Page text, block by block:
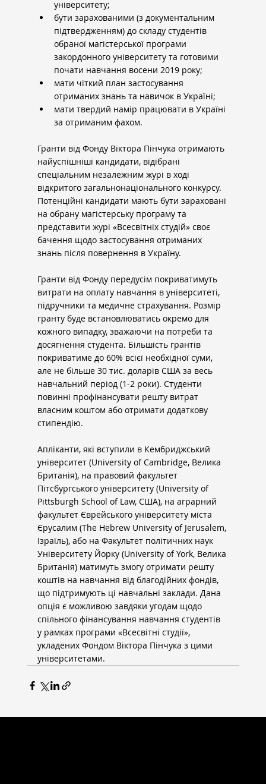
університету;
бути зарахованими (з документальним
підтвердженням) до складу студентів
обраної магістерської програми
закордонного університету та готовими
почати навчання восени 2019 року;
мати чіткий план застосування
отриманих знань та навичок в Україні;
мати твердий намір працювати в Україні
за отриманим фахом.
Гранти від Фонду Віктора Пінчука отримають
найуспішніші кандидати, відібрані
спеціальним незалежним журі в ході
відкритого загальнонаціонального конкурсу.
Потенційні кандидати мають бути зараховані
на обрану магістерську програму та
представити журі «Всесвітніх студій» своє
бачення щодо застосування отриманих
знань після повернення в Україну.
Гранти від Фонду передусім покриватимуть
витрати на оплату навчання в університеті,
підручники та медичне страхування. Розмір
гранту буде встановлюватись окремо для
кожного випадку, зважаючи на потреби та
досягнення студента. Більшість грантів
покриватиме до 60% всієї необхідної суми,
але не більше 30 тис. доларів США за весь
навчальний період (1-2 роки). Студенти
повинні профінансувати решту витрат
власним коштом або отримати додаткову
стипендію.
Апліканти, які вступили в Кембриджський
університет (University of Cambridge, Велика
Британія), на правовий факультет
Пітсбургського університету (University of
Pittsburgh School of Law, США), на аграрний
факультет Єврейського університету міста
Єрусалим (The Hebrew University of Jerusalem,
Ізраїль), або на Факультет політичних наук
Університету Йорку (University of York, Велика
Британія) матимуть змогу отримати решту
коштів на навчання від благодійних фондів,
що підтримують ці навчальні заклади. Дана
опція є можливою завдяки угодам щодо
спільного фінансування навчання студентів
у рамках програми «Всесвітні студії»,
укладених Фондом Віктора Пінчука з цими
університетами.